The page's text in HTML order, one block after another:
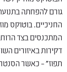
גורם להפחתה
החניכיים. בוטוקס
המתכנסים בצד
דקירות באיזורים
תפוז" – כאשר